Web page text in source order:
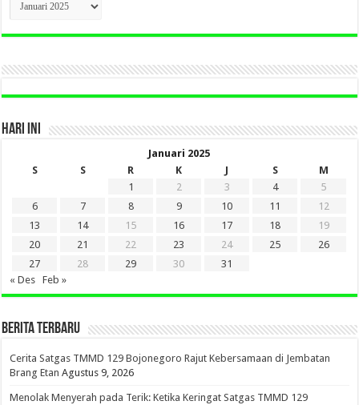
BERITA
LAMA
DI
HARI INI
Januari 2025
S
S R K J S
M
1
2 3 4
5
6
7 8 9 10 11
12
13
14 15 16 17 18
19
20
21 22 23 24 25
26
27
28 29 30
31
« Des
Feb »
BERITA TERBARU
Cerita Satgas TMMD 129 Bojonegoro Rajut Kebersamaan di Jembatan
Brang Etan Agustus 9, 2026
Menolak Menyerah pada Terik: Ketika Keringat Satgas TMMD 129